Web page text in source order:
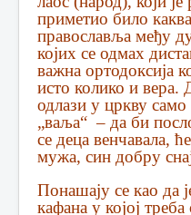
приметио било
православља међу
којих се одмах
важна ортодоксија
исто колико и вера.
одлази у цркву само
„ваља“ – да би
се деца венчавала,
мужа, син добру
Понашају се као да
кафана у којој